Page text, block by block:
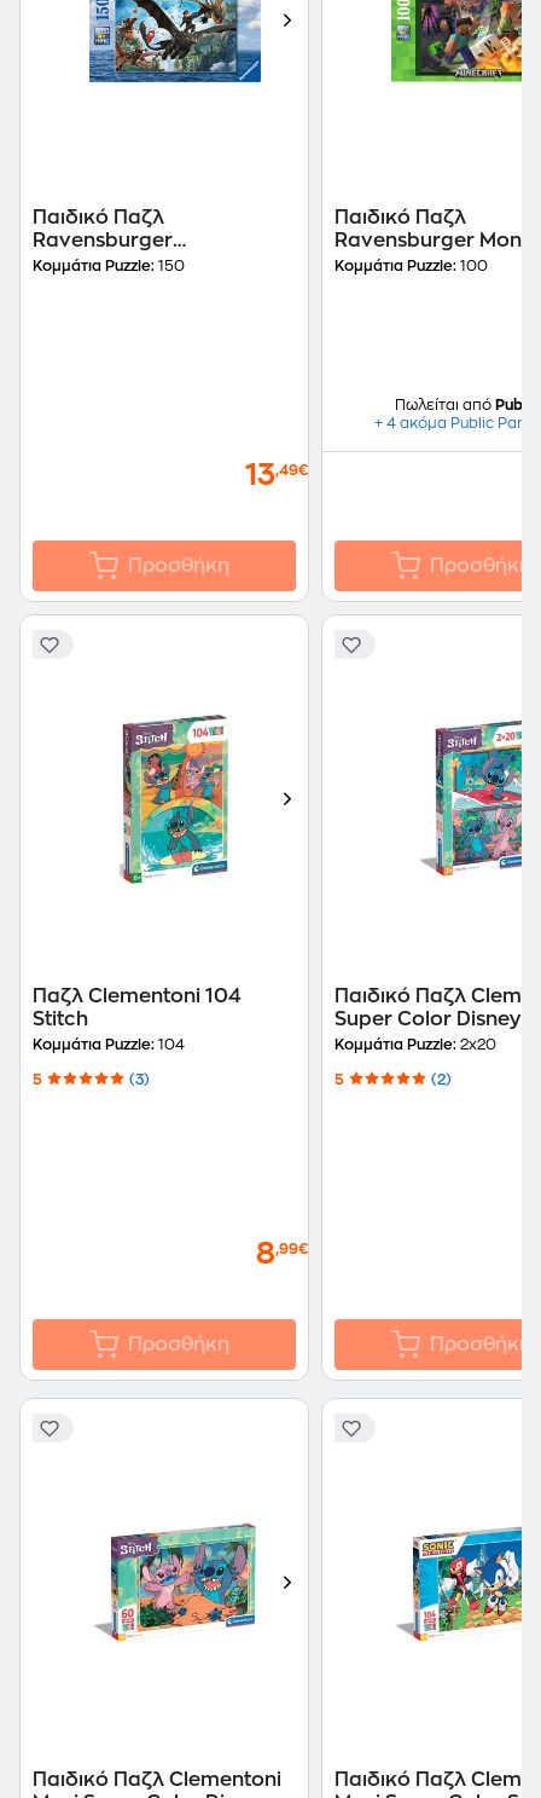
Παιδικό Παζλ
Ravensburger
Dreamworks: Dragons &
Κομμάτια Puzzle: 150
13,49€
Προσθήκη
Παιδικό Παζλ
Ravensburger
Minecraft (100XXL
Κομμάτια Puzzle: 100
Πωλείται από Public
+ 4 ακόμα Public
Προσθήκη
Παζλ Clementoni 104
Stitch
Κομμάτια Puzzle: 104
5 (3)
8,99€
Προσθήκη
Παιδικό Παζλ
Super Color Disney
(2x20 Κομμάτια)
Κομμάτια Puzzle: 2x20
5 (2)
Προσθήκη
Παιδικό Παζλ Clementoni
Παιδικό Παζλ